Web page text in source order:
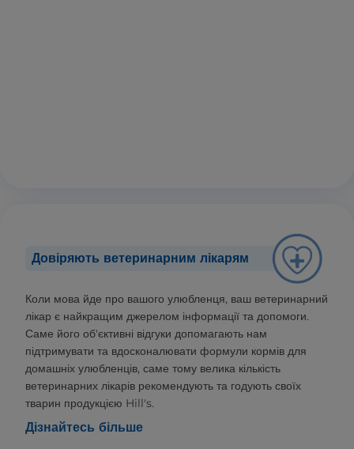
Довіряють ветеринарним лікарям
Коли мова йде про вашого улюбленця, ваш ветеринарний
лікар є найкращим джерелом інформації та допомоги.
Саме його об'єктивні відгуки допомагають нам
підтримувати та вдосконалювати формули кормів для
домашніх улюбленців, саме тому велика кількість
ветеринарних лікарів рекомендують та годують своїх
тварин продукцією Hill's.
Дізнайтесь більше